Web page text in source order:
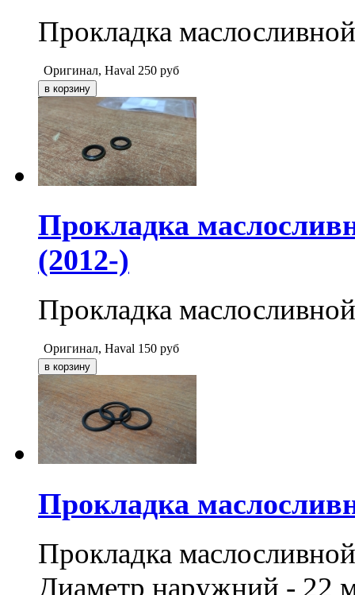
Прокладка
Оригинал, Haval 250 руб
Прокладка
(2012-)
Прокладка
Оригинал, Haval 150 руб
Прокладка
Прокладка
Диаметр наружний - 22